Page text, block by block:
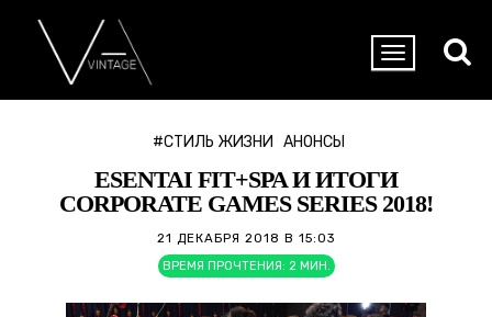
#СТИЛЬ ЖИЗНИ АНОНСЫ
ESENTAI FIT+SPA И ИТОГИ
CORPORATE GAMES SERIES 2018!
21 ДЕКАБРЯ 2018 В 15:03
ВРЕМЯ ПРОЧТЕНИЯ: 2 МИН.